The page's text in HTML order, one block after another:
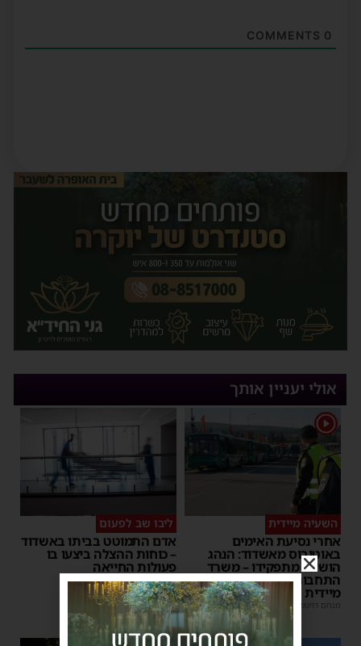
0
אולי יעניין אותך
1
השעיה מיידית
אחרי נסיעת האימים
באוטובוס מאשדוד: הנהג
הושעה מתפקידו – משרד
התחבורה הורה על בדיקה
מיידית
מנחם דויטש |
ליבו שב לפעום
אדם התמוטט בביתו באשדוד
– כוחות ההצלה ביצעו בו
פעולות החייאה
מנחם דויטש |
17:35